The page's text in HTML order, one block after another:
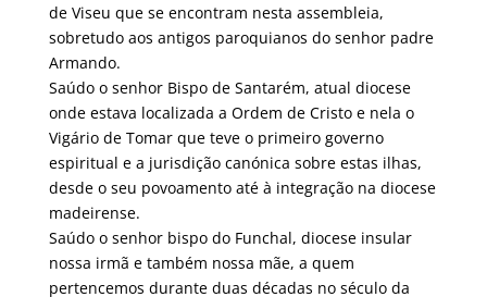
de Viseu que se encontram nesta assembleia,
sobretudo aos antigos paroquianos do senhor padre
Armando.
Saúdo o senhor Bispo de Santarém, atual diocese
onde estava localizada a Ordem de Cristo e nela o
Vigário de Tomar que teve o primeiro governo
espiritual e a jurisdição canónica sobre estas ilhas,
desde o seu povoamento até à integração na diocese
madeirense.
Saúdo o senhor bispo do Funchal, diocese insular
nossa irmã e também nossa mãe, a quem
pertencemos durante duas décadas no século da